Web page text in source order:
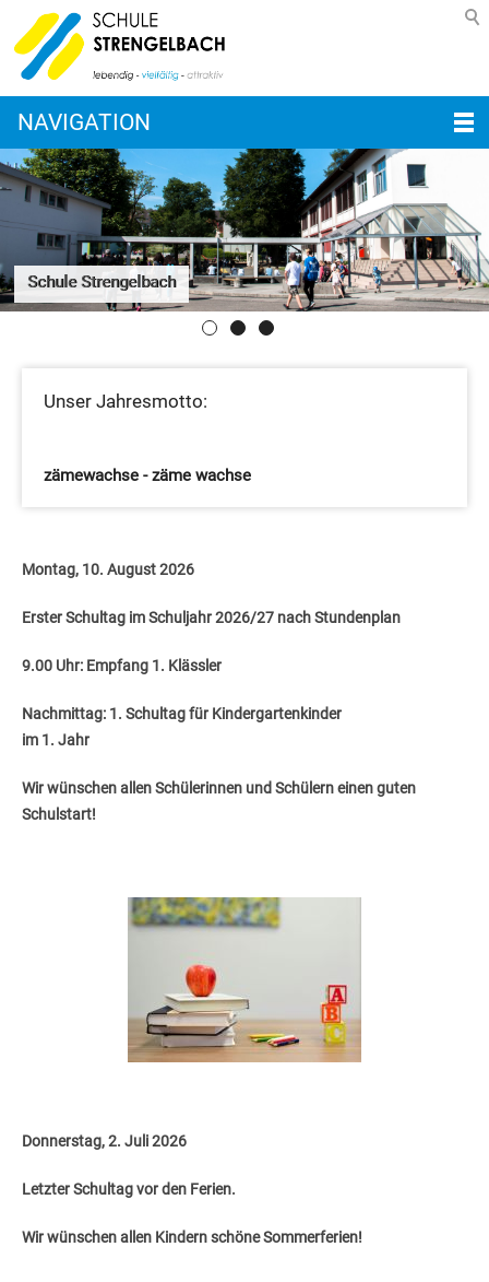
NAVIGATION
Schule Strengelbach
Unser Jahresmotto:
zämewachse - zäme wachse
Montag, 10. August 2026
Erster Schultag im Schuljahr 2026/27 nach Stundenplan
9.00 Uhr: Empfang 1. Klässler
Nachmittag: 1. Schultag für Kindergartenkinder
im 1. Jahr
Wir wünschen allen Schülerinnen und Schülern einen guten
Schulstart!
Donnerstag, 2. Juli 2026
Letzter Schultag vor den Ferien.
Wir wünschen allen Kindern schöne Sommerferien!